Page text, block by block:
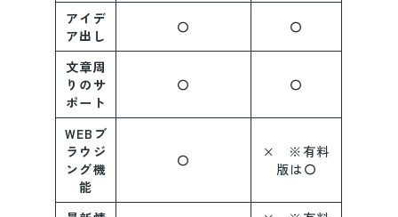
アイデ
ア出し
〇 〇
文章周
りのサ
ポート
〇 〇
WEBブ
ラウジ
ング機
能
〇
× ※有料
版は〇